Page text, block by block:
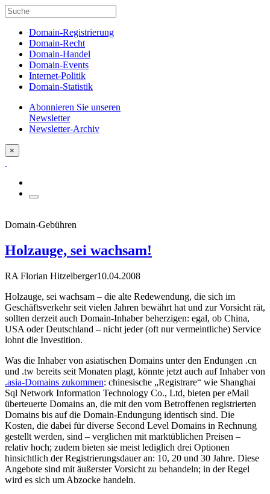
Domain-Registrierung
Domain-Recht
Domain-Handel
Domain-Events
Internet-Politik
Domain-Statistik
Abonnieren Sie unseren
Newsletter
Newsletter-Archiv
×
Domain-Gebühren
Holzauge, sei wachsam!
RA Florian Hitzelberger10.04.2008
Holzauge, sei wachsam – die alte Redewendung, die sich im
Geschäftsverkehr seit vielen Jahren bewährt hat und zur Vorsicht rät,
sollten derzeit auch Domain-Inhaber beherzigen: egal, ob China,
USA oder Deutschland – nicht jeder (oft nur vermeintliche) Service
lohnt die Investition.
Was die Inhaber von asiatischen Domains unter den Endungen .cn
und .tw bereits seit Monaten plagt, könnte jetzt auch auf Inhaber von
.asia-Domains zukommen: chinesische „Registrare“ wie Shanghai
Sql Network Information Technology Co., Ltd, bieten per eMail
überteuerte Domains an, die mit den vom Betroffenen registrierten
Domains bis auf die Domain-Endungung identisch sind. Die
Kosten, die dabei für diverse Second Level Domains in Rechnung
gestellt werden, sind – verglichen mit marktüblichen Preisen –
relativ hoch; zudem bieten sie meist lediglich drei Optionen
hinsichtlich der Registrierungsdauer an: 10, 20 und 30 Jahre. Diese
Angebote sind mit äußerster Vorsicht zu behandeln; in der Regel
wird es sich um Abzocke handeln.